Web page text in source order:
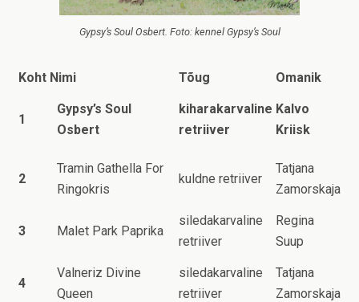
Gypsy’s Soul Osbert. Foto: kennel Gypsy’s Soul
Koht Nimi Tõug Omanik
1
Gypsy’s Soul
Osbert
kiharakarvaline
retriiver
Kalvo
Kriisk
2
Tramin Gathella For
Ringokris
kuldne retriiver
Tatjana
Zamorskaja
3 Malet Park Paprika
siledakarvaline
retriiver
Regina
Suup
4
Valneriz Divine
Queen
siledakarvaline
retriiver
Tatjana
Zamorskaja